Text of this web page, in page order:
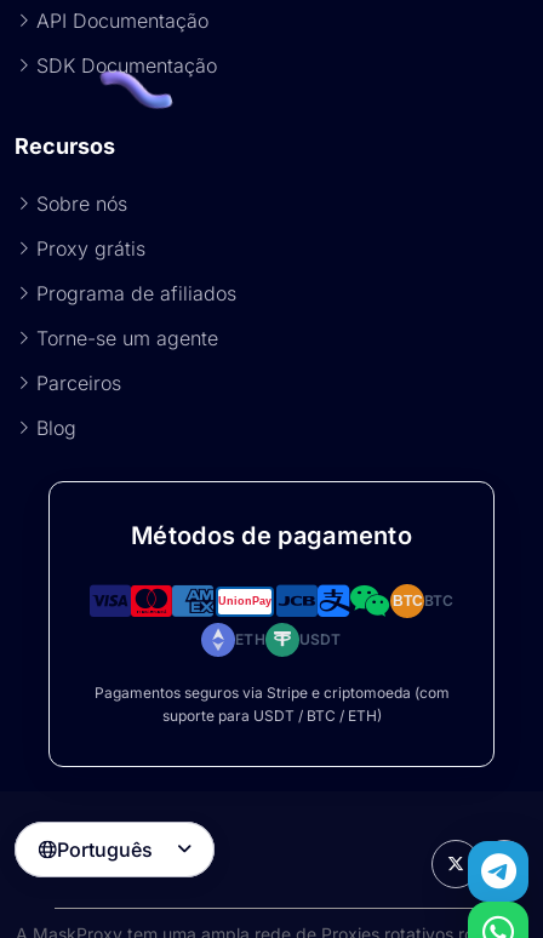
API Documentação
SDK Documentação
Recursos
Sobre nós
Proxy grátis
Programa de afiliados
Torne-se um agente
Parceiros
Blog
Métodos de pagamento
BTCBTC
ETH USDT
Pagamentos seguros via Stripe e criptomoeda (com
suporte para USDT / BTC / ETH)
Português 
A MaskProxy tem uma ampla rede de Proxies rotativos rotativos